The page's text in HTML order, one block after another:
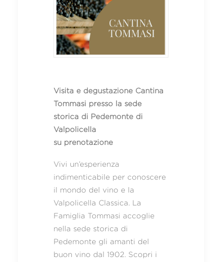
Visita e degustazione Cantina
Tommasi presso la sede
storica di Pedemonte di
Valpolicella
su prenotazione
Vivi un’esperienza
indimenticabile per conoscere
il mondo del vino e la
Valpolicella Classica. La
Famiglia Tommasi accoglie
nella sede storica di
Pedemonte gli amanti del
buon vino dal 1902. Scopri i